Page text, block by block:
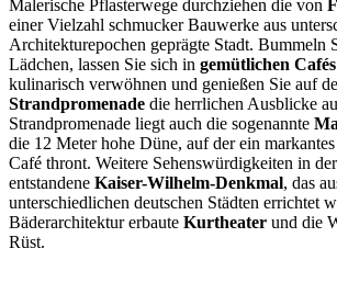
Malerische Pflasterwege durchziehen die von
einer Vielzahl schmucker Bauwerke aus
Architekturepochen geprägte Stadt. Bummeln
Lädchen, lassen Sie sich in gemütlichen
kulinarisch verwöhnen und genießen Sie auf
Strandpromenade die herrlichen Ausblicke
Strandpromenade liegt auch die sogenannte
die 12 Meter hohe Düne, auf der ein
Café thront. Weitere Sehenswürdigkeiten in
entstandene Kaiser-Wilhelm-Denkmal, das
unterschiedlichen deutschen Städten errichtet
Bäderarchitektur erbaute Kurtheater und die
Rüst.